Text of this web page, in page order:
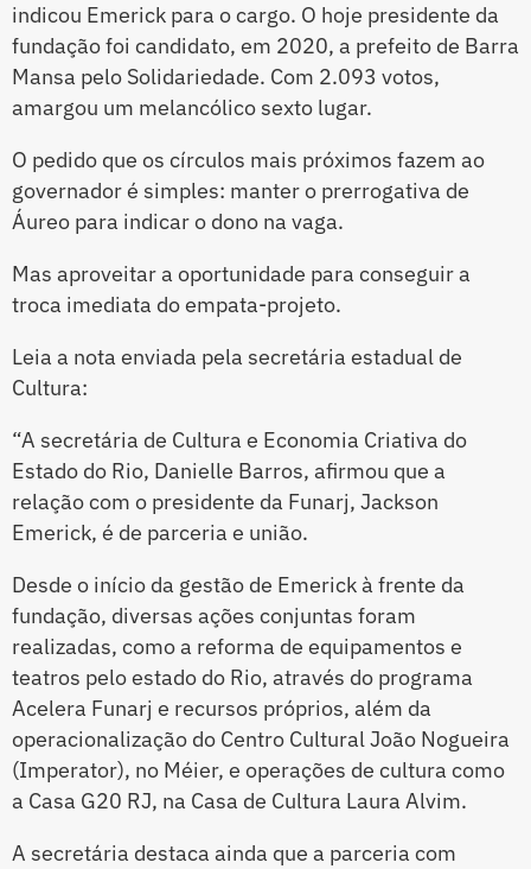
indicou Emerick para o cargo. O hoje presidente da
fundação foi candidato, em 2020, a prefeito de Barra
Mansa pelo Solidariedade. Com 2.093 votos,
amargou um melancólico sexto lugar.
O pedido que os círculos mais próximos fazem ao
governador é simples: manter o prerrogativa de
Áureo para indicar o dono na vaga.
Mas aproveitar a oportunidade para conseguir a
troca imediata do empata-projeto.
Leia a nota enviada pela secretária estadual de
Cultura:
“A secretária de Cultura e Economia Criativa do
Estado do Rio, Danielle Barros, afirmou que a
relação com o presidente da Funarj, Jackson
Emerick, é de parceria e união.
Desde o início da gestão de Emerick à frente da
fundação, diversas ações conjuntas foram
realizadas, como a reforma de equipamentos e
teatros pelo estado do Rio, através do programa
Acelera Funarj e recursos próprios, além da
operacionalização do Centro Cultural João Nogueira
(Imperator), no Méier, e operações de cultura como
a Casa G20 RJ, na Casa de Cultura Laura Alvim.
A secretária destaca ainda que a parceria com